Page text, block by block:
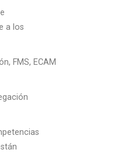
a los
FMS, ECAM